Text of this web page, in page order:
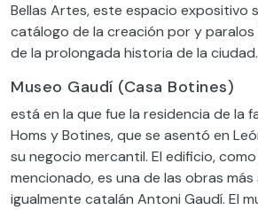
Bellas Artes, este espacio expositivo
catálogo de la creación por y paralos
de la prolongada historia de la ciudad.
Museo Gaudí (Casa Botines)
está en la que fue la residencia de la
Homs y Botines, que se asentó en
su negocio mercantil. El edificio,
mencionado, es una de las obras
igualmente catalán Antoni Gaudí. El